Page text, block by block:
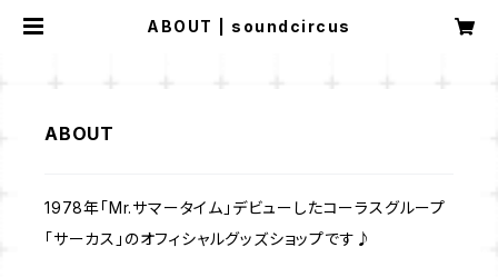
ABOUT | soundcircus
ABOUT
1978年「Mr.サマータイム」デビューしたコーラスグループ
「サーカス」のオフィシャルグッズショップです♪